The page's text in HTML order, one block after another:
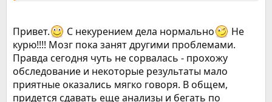
Привет. С некурением дела нормально
Не
курю!!!! Мозг пока занят другими проблемами.
Правда сегодня чуть не сорвалась - прохожу
обследование и некоторые результаты мало
приятные оказались мягко говоря. В общем,
придется сдавать еще анализы и бегать по